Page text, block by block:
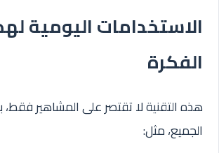
الاستخدامات اليومية
الفكرة
هذه التقنية لا تقتصر على المشاهير فقط،
الجميع، مثل: